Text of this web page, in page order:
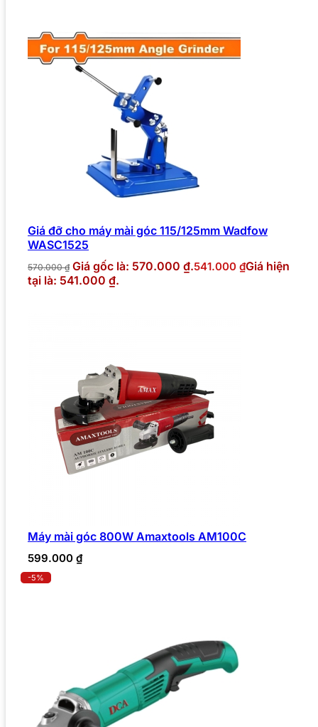
Giá đỡ cho máy mài góc 115/125mm Wadfow
WASC1525
570.000₫ Giá gốc là: 570.000 ₫.541.000 ₫Giá hiện
tại là: 541.000 ₫.
Máy mài góc 800W Amaxtools AM100C
599.000 ₫
-5%